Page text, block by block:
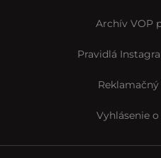
Archív VOP
Pravidlá
Vyhlásenie